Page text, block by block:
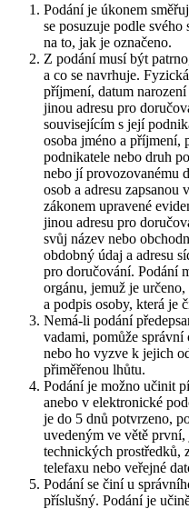
Podání je úkonem
se posuzuje podle svého
na to, jak je označeno.
Z podání musí být
a co se navrhuje.
příjmení, datum
jinou adresu pro
souvisejícím s její
osoba jméno a příjmení,
podnikatele nebo druh
nebo jí provozovanému
osob a adresu
zákonem upravené
jinou adresu pro
svůj název nebo
obdobný údaj a adresu
pro doručování. Podání
orgánu, jemuž je
a podpis osoby, která je
Nemá-li podání
vadami, pomůže správní
nebo ho vyzve k jejich
přiměřenou lhůtu.
Podání je možno učinit
anebo v elektronické
je do 5 dnů potvrzeno,
uvedeným ve větě
technických prostředků,
telefaxu nebo veřejné
Podání se činí u
příslušný. Podání je